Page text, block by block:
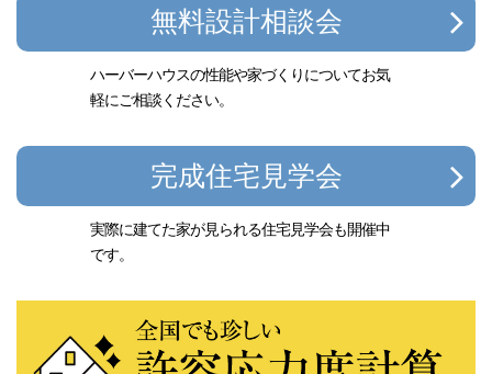
無料設計相談会
ハーバーハウスの性能や家づくりについてお気
軽にご相談ください。
完成住宅見学会
実際に建てた家が見られる住宅見学会も開催中
です。